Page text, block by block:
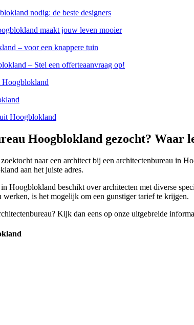
nodig: de beste designers
maakt jouw leven mooier
– voor een knappere tuin
– Stel een offerteaanvraag op!
Hoogblokland
Hoogblokland
Hoogblokland gezocht? Waar
naar een architect bij een architectenbureau in
aan het juiste adres.
Hoogblokland beschikt over architecten met diverse
werken, is het mogelijk om een gunstiger tarief te krijgen.
Kijk dan eens op onze uitgebreide